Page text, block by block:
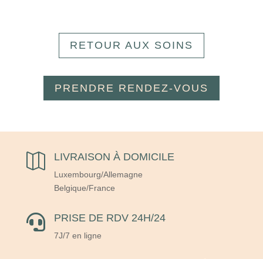
RETOUR AUX SOINS
PRENDRE RENDEZ-VOUS
 LIVRAISON À DOMICILE
Luxembourg/Allemagne
Belgique/France
 PRISE DE RDV 24H/24
7J/7 en ligne